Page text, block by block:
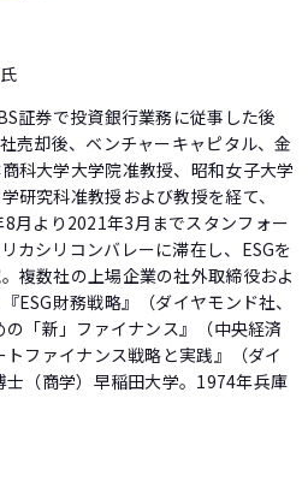
証券で投資銀行業務に従事した後
売却後、ベンチャーキャピタル、金
科大学大学院准教授、昭和女子大学
研究科准教授および教授を経て、
月より2021年3月までスタンフォー
カシリコンバレーに滞在し、ESGを
複数社の上場企業の社外取締役およ
ESG財務戦略』（ダイヤモンド社、
「新」ファイナンス』（中央経済
ファイナンス戦略と実践』（ダイ
（商学）早稲田大学。1974年兵庫